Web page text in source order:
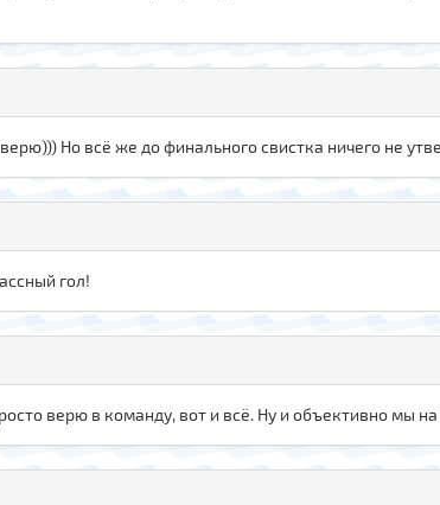
Но всё же до финального свистка ничего не
гол!
верю в команду, вот и всё. Ну и объективно мы